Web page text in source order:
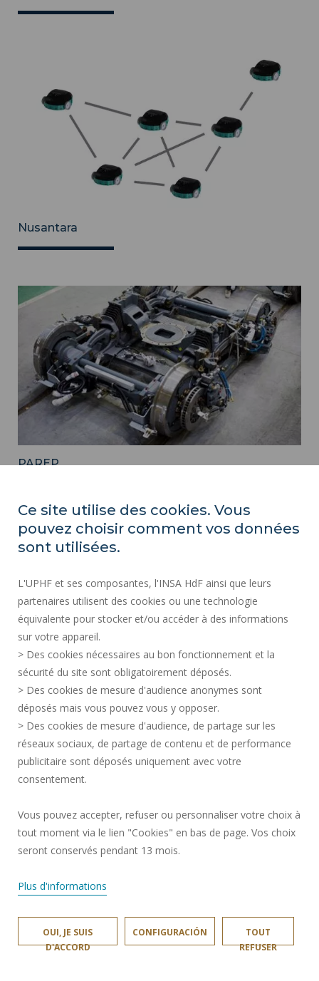
Nusantara
PAREP
PI-NUTS
Ce site utilise des cookies. Vous
pouvez choisir comment vos données
sont utilisées.
L'UPHF et ses composantes, l'INSA HdF ainsi que leurs
partenaires utilisent des cookies ou une technologie
équivalente pour stocker et/ou accéder à des informations
sur votre appareil.
> Des cookies nécessaires au bon fonctionnement et la
sécurité du site sont obligatoirement déposés.
> Des cookies de mesure d'audience anonymes sont
déposés mais vous pouvez vous y opposer.
> Des cookies de mesure d'audience, de partage sur les
réseaux sociaux, de partage de contenu et de performance
publicitaire sont déposés uniquement avec votre
consentement.
Vous pouvez accepter, refuser ou personnaliser votre choix à
tout moment via le lien "Cookies" en bas de page. Vos choix
seront conservés pendant 13 mois.
Plus d'informations
OUI, JE SUIS
D'ACCORD
CONFIGURACIÓN
TOUT
REFUSER